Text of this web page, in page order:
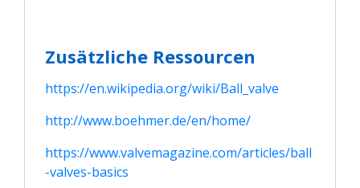
Zusätzliche Ressourcen
https://en.wikipedia.org/wiki/Ball_valve
http://www.boehmer.de/en/home/
https://www.valvemagazine.com/articles/ball
-valves-basics